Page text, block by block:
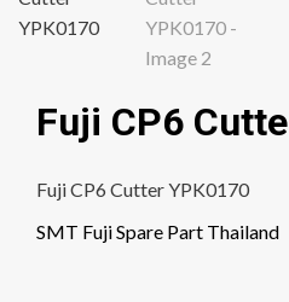
Fuji CP6
Fuji CP6 Cutter YPK0170
SMT Fuji Spare Part Thailand